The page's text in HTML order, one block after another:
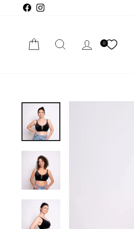
Instagram
0 התחבריחיפוש